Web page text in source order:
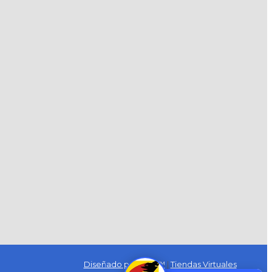
Diseñado por Exus™ |Tiendas Virtuales